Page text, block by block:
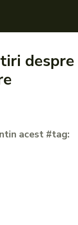
despre
acest #tag: